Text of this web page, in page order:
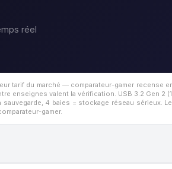
réel
tarif du marché — comparateur-gamer recense
enseignes valent la vérification. USB 3.2 Gen 2
4 baies = stockage réseau sérieux.
gamer.